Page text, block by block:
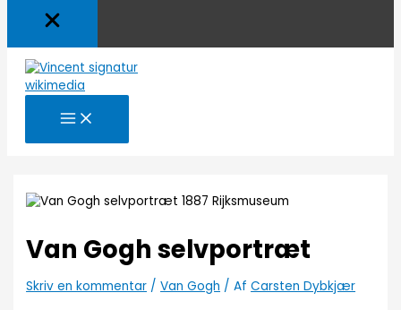
indholdet
Van Gogh selvportræt
Skriv en kommentar /Van Gogh / AfCarsten Dybkjær